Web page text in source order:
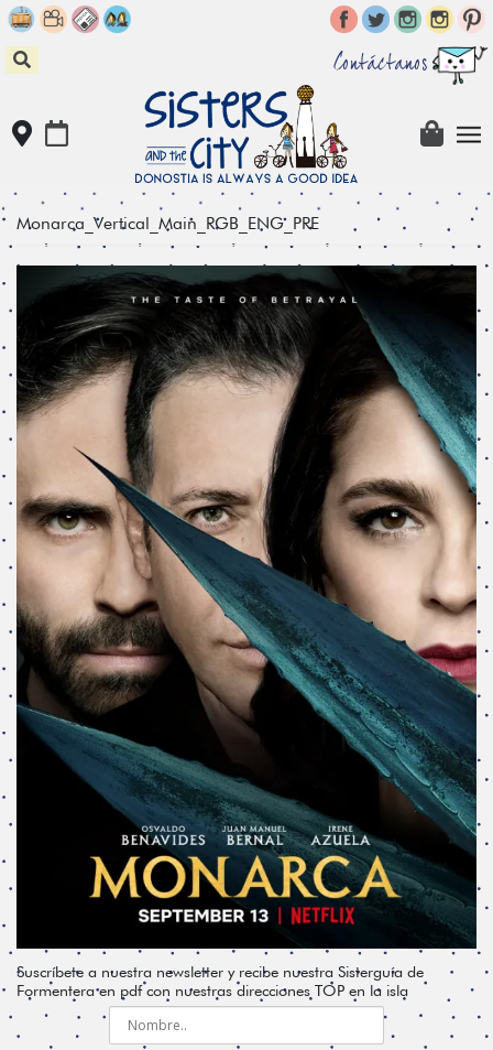
Skip
to
content
Contáctanos
Monarca_Vertical_Main_RGB_ENG_PRE
Suscríbete a nuestra newsletter y recibe nuestra Sisterguía de
Formentera en pdf con nuestras direcciones TOP en la isla